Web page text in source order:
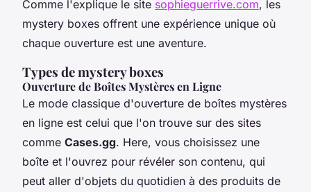
Comme l'explique le site sophieguerrive.com, les
mystery boxes offrent une expérience unique où
chaque ouverture est une aventure.
Types de mystery boxes
Ouverture de Boîtes Mystères en Ligne
Le mode classique d'ouverture de boîtes mystères
en ligne est celui que l'on trouve sur des sites
comme Cases.gg. Here, vous choisissez une
boîte et l'ouvrez pour révéler son contenu, qui
peut aller d'objets du quotidien à des produits de